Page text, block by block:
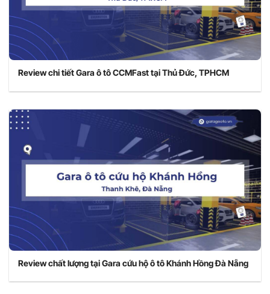
Review chi tiết Gara ô tô CCMFast tại Thủ Đức, TPHCM
Review chất lượng tại Gara cứu hộ ô tô Khánh Hồng Đà Nẵng